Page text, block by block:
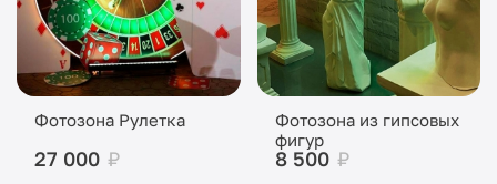
Фотозона Рулетка
27 000 ₽
Фотозона из гипсовых
фигур
8 500 ₽